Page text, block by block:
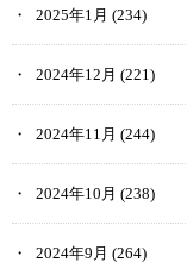
2025年1月 (234)
2024年12月 (221)
2024年11月 (244)
2024年10月 (238)
2024年9月 (264)